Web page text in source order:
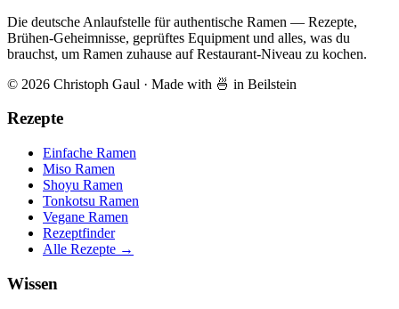
Die deutsche Anlaufstelle für authentische Ramen — Rezepte,
Brühen-Geheimnisse, geprüftes Equipment und alles, was du
brauchst, um Ramen zuhause auf Restaurant-Niveau zu kochen.
© 2026 Christoph Gaul · Made with 🍜 in Beilstein
Rezepte
Einfache Ramen
Miso Ramen
Shoyu Ramen
Tonkotsu Ramen
Vegane Ramen
Rezeptfinder
Alle Rezepte →
Wissen